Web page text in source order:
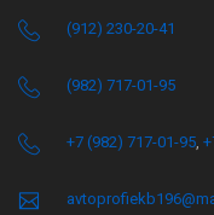
(912) 230-20-41
(982) 717-01-95
+7 (982) 717-01-95